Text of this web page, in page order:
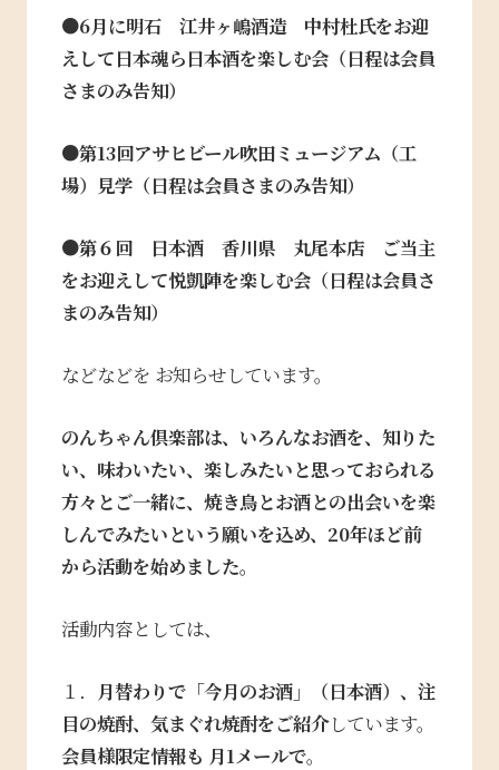
●6月に明石 江井ヶ嶋酒造 中村杜氏をお迎
えして日本魂ら日本酒を楽しむ会（日程は会員
さまのみ告知）
●第13回アサヒビール吹田ミュージアム（工
場）見学（日程は会員さまのみ告知）
●第６回 日本酒 香川県 丸尾本店 ご当主
をお迎えして悦凱陣を楽しむ会（日程は会員さ
まのみ告知）
などなどを お知らせしています。
のんちゃん倶楽部は、いろんなお酒を、知りた
い、味わいたい、楽しみたいと思っておられる
方々とご一緒に、焼き鳥とお酒との出会いを楽
しんでみたいという願いを込め、20年ほど前
から活動を始めました。
活動内容としては、
１．
月替わりで「今月のお酒」（日本酒）、注
目の焼酎、気まぐれ焼酎をご紹介しています。
会員様限定情報も 月1メールで。